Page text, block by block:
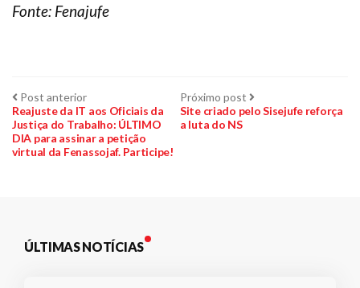
Fonte: Fenajufe
Navegação
de
Post
Post anteriorPost
anterior:
Reajuste da IT aos Oficiais da
Justiça do Trabalho: ÚLTIMO
DIA para assinar a petição
virtual da Fenassojaf. Participe!
Próximo post Próximo
post:
Site criado pelo Sisejufe reforça
a luta do NS
ÚLTIMAS NOTÍCIAS